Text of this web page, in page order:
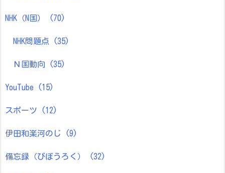
NHK（N国） (70)
NHK問題点 (35)
Ｎ国動向 (35)
YouTube (15)
スポーツ (12)
伊田和楽河のじ (9)
備忘録（びぼうろく） (32)